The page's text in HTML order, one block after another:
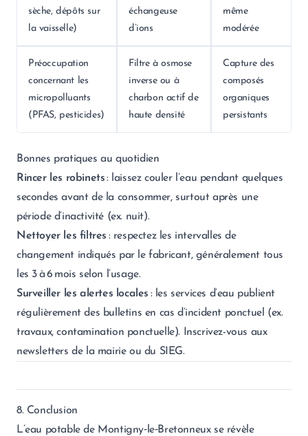
sèche, dépôts sur
la vaisselle)
échangeuse
d’ions
même
modérée
Préoccupation
concernant les
micropolluants
(PFAS, pesticides)
Filtre à osmose
inverse ou à
charbon actif de
haute densité
Capture des
composés
organiques
persistants
Bonnes pratiques au quotidien
Rincer les robinets: laissez couler l’eau pendant quelques
secondes avant de la consommer, surtout après une
période d’inactivité (ex. nuit).
Nettoyer les filtres : respectez les intervalles de
changement indiqués par le fabricant, généralement tous
les 3 à 6 mois selon l’usage.
Surveiller les alertes locales : les services d’eau publient
régulièrement des bulletins en cas d’incident ponctuel (ex.
travaux, contamination ponctuelle). Inscrivez-vous aux
newsletters de la mairie ou du SIEG.
8. Conclusion
L’eau potable de Montigny‑le‑Bretonneux se révèle